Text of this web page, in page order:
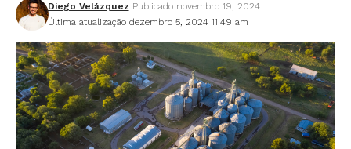
Última atualização dezembro 5, 2024 11:49 am
Diego Velázquez Publicado novembro 19, 2024